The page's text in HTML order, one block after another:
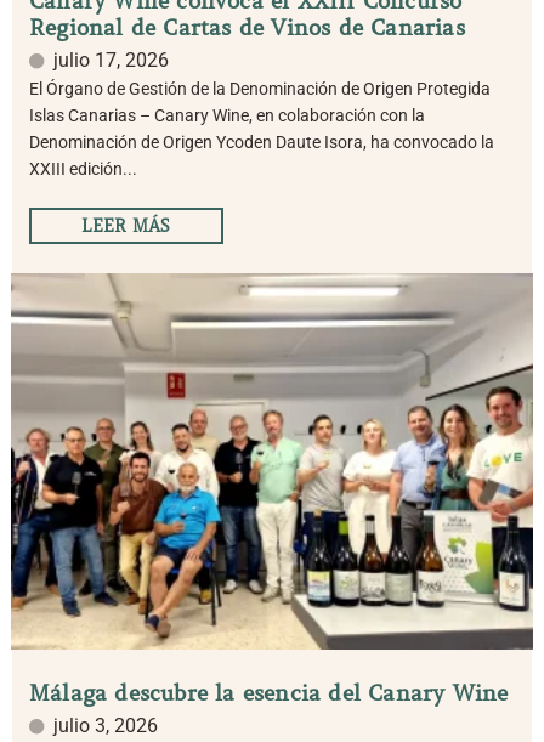
Regional de Cartas de Vinos de Canarias
julio 17, 2026
El Órgano de Gestión de la Denominación de Origen Protegida
Islas Canarias – Canary Wine, en colaboración con la
Denominación de Origen Ycoden Daute Isora, ha convocado la
XXIII edición...
LEER MÁS
Málaga descubre la esencia del Canary Wine
julio 3, 2026